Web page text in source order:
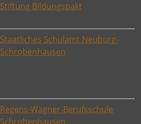
Stiftung Bildungspakt
Staatliches Schulamt Neuburg-
Schrobenhausen
Regens-Wagner-Berufsschule
Schrobenhausen